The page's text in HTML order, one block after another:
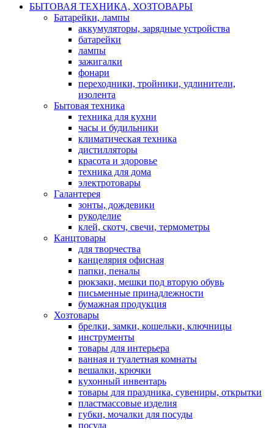
БЫТОВАЯ ТЕХНИКА, ХОЗТОВАРЫ
Батарейки, лампы
аккумуляторы, зарядные устройства
батарейки
лампы
зажигалки
фонари
переходники, тройники, удлинители,
изолента
Бытовая техника
техника для кухни
часы и будильники
климатическая техника
дистилляторы
красота и здоровье
техника для дома
электротовары
Галантерея
зонты, дождевики
рукоделие
клей, скотч, свечи, термометры
Канцтовары
для творчества
канцелярия офисная
папки, пеналы
рюкзаки, мешки под вторую обувь
письменные принадлежности
бумажная продукция
Хозтовары
брелки, замки, кошельки, ключницы
инструменты
товары для интерьера
ванная и туалетная комнаты
вешалки, крючки
кухонный инвентарь
товары для праздника, сувениры, открытки
пластмассовые изделия
губки, мочалки для посуды
посуда